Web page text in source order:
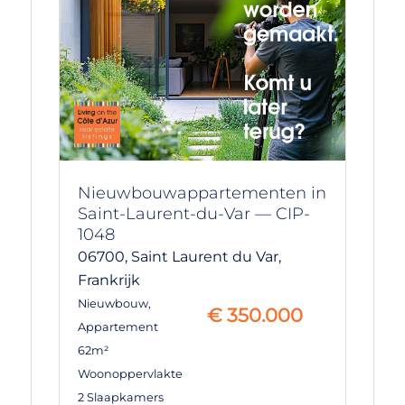
Nieuwbouwappartementen in
Saint-Laurent-du-Var — CIP-
1048
06700, Saint Laurent du Var,
Frankrijk
Nieuwbouw,
Appartement
62m²
Woonoppervlakte
2 Slaapkamers
€ 350.000